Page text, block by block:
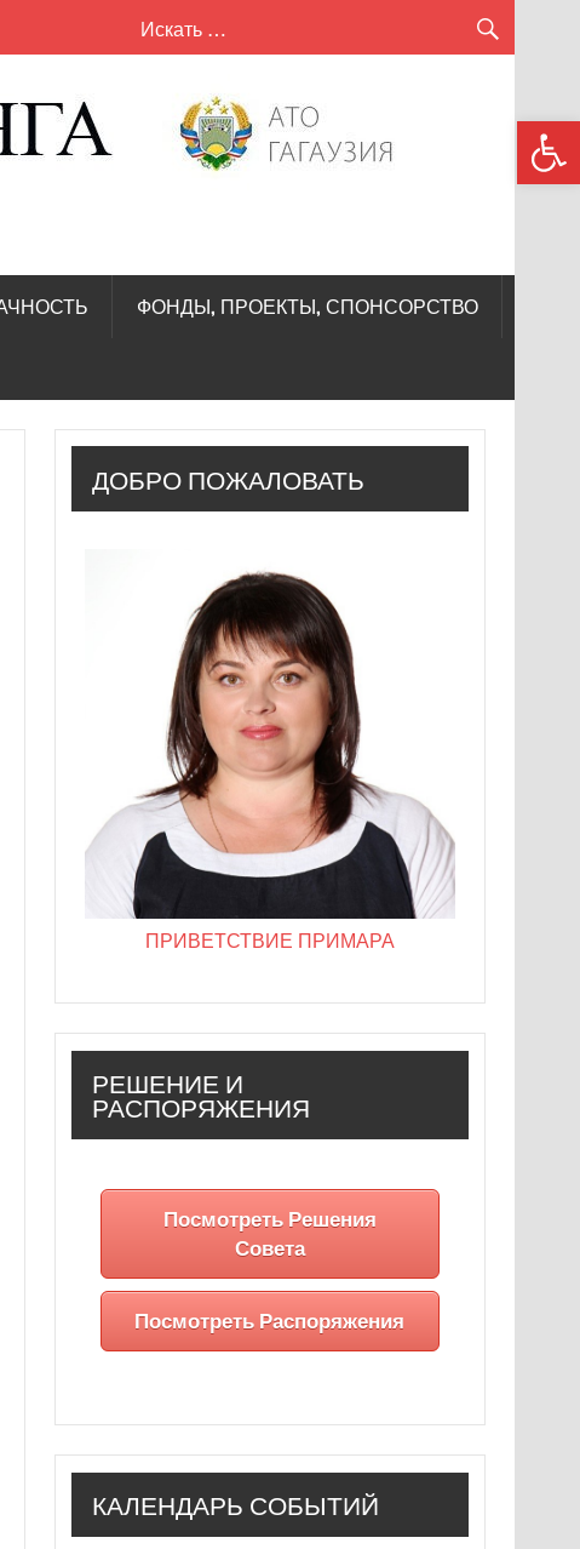
—
ФОНДЫ, ПРОЕКТЫ, СПОНСОРСТВО
ДОБРО ПОЖАЛОВАТЬ
ПРИВЕТСТВИЕ ПРИМАРА
РЕШЕНИЕ И
РАСПОРЯЖЕНИЯ
Посмотреть Решения
Совета
Посмотреть Распоряжения
КАЛЕНДАРЬ СОБЫТИЙ